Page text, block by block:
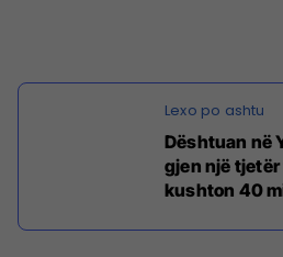
Dështuan në
gjen një
kushton 40